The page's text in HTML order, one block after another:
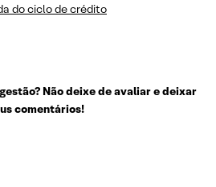
do ciclo de crédito
Não deixe de avaliar e deixar
comentários!